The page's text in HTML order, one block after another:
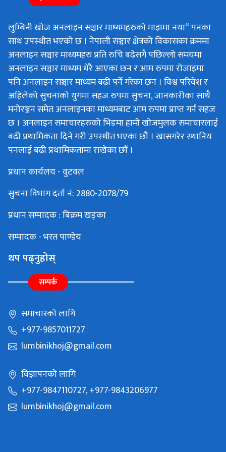
लुम्बिनी खोज अनलाइन सञ्चार माध्यमहरुको माझमा नया“ पनका
साथ उपस्थीत भएको छ । नेपाली सञ्चार क्षेत्रको विकासका क्रममा
अनलाइन सञ्चार माध्यमहरु प्रति रुचि बढेसगै पछिल्लो समयमा
अनलाइन सञ्चार माध्यम धेरै आएका छन र आम रुपमा रोजाइमा
पनि अनलाइन सञ्चार माध्यम बढी पर्ने गरेका छन । विश्व परिवेश र
अहिलेको सुचनाको युगमा सहज रुपमा सुचना, जानकारीका साथै
मनोरञ्जन समेत अनलाइनका माध्यमबाट आम रुपमा प्राप्त गर्न सहज
छ । अनलाइन समाचारहरुको भिडमा हामी खोजमुलक समाचारलाई
बढी प्रथामिकता दिने गरी उपस्थीत भएका छौं । खासगरेर स्थानिय
पनलाई बढी प्रथामिकतामा राखेका छौं ।
प्रधान कार्यलय - वुटवल
सुचना विभाग दर्ता नं: 2880-2078/79
प्रधान सम्पादक : बिक्रम खड्का
सम्पादक - भरत पाण्डेय
थप पढ्नुहोस्
सम्पर्क
समाचारको लागि
+977-9857011727
lumbinikhoj@gmail.com
विज्ञापनको लागि
+977-9847110727, +977-9843206977
lumbinikhoj@gmail.com